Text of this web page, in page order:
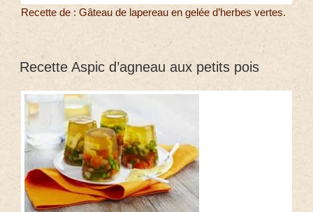
Recette de : Gâteau de lapereau en gelée d’herbes vertes.
Recette Aspic d’agneau aux petits pois